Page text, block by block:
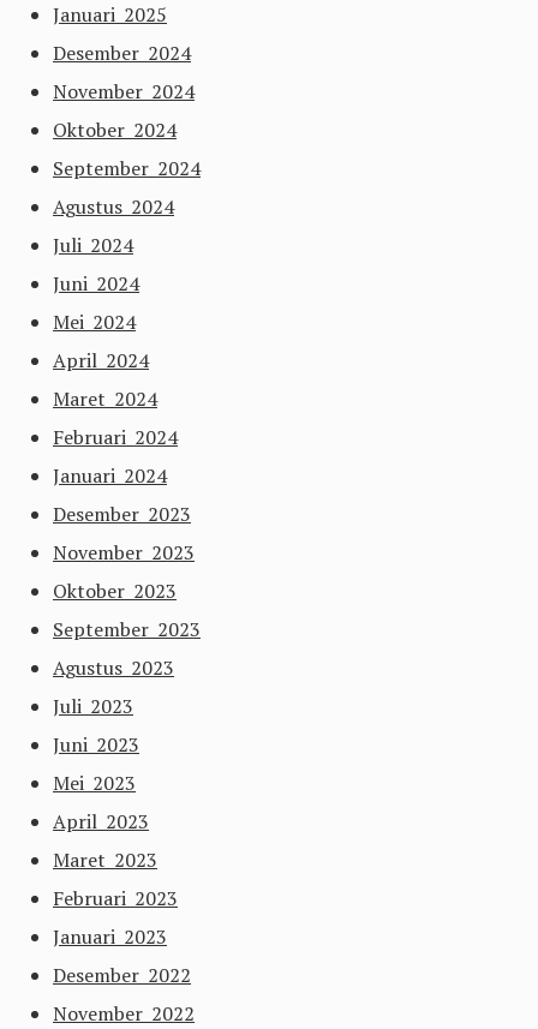
Januari 2025
Desember 2024
November 2024
Oktober 2024
September 2024
Agustus 2024
Juli 2024
Juni 2024
Mei 2024
April 2024
Maret 2024
Februari 2024
Januari 2024
Desember 2023
November 2023
Oktober 2023
September 2023
Agustus 2023
Juli 2023
Juni 2023
Mei 2023
April 2023
Maret 2023
Februari 2023
Januari 2023
Desember 2022
November 2022